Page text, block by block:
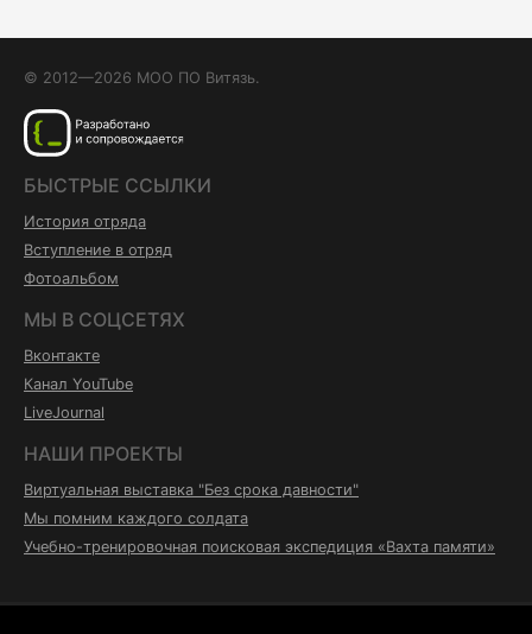
© 2012—2026 МОО ПО Витязь.
БЫСТРЫЕ ССЫЛКИ
История отряда
Вступление в отряд
Фотоальбом
МЫ В СОЦСЕТЯХ
Вконтакте
Канал YouTube
LiveJournal
НАШИ ПРОЕКТЫ
Виртуальная выставка "Без срока давности"
Мы помним каждого солдата
Учебно-тренировочная поисковая экспедиция «Вахта памяти»